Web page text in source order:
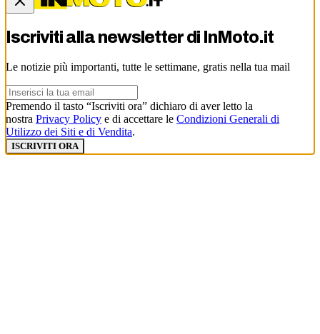
Iscriviti alla newsletter di InMoto.it
Le notizie più importanti, tutte le settimane, gratis nella tua mail
Premendo il tasto “Iscriviti ora” dichiaro di aver letto la
nostra Privacy Policy e di accettare le Condizioni Generali di
Utilizzo dei Siti e di Vendita.
ISCRIVITI ORA